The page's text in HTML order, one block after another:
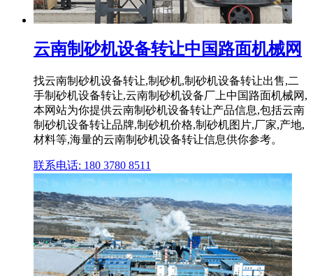
云南制砂机设备转让中国路面机械网
找云南制砂机设备转让,制砂机,制砂机设备转让出售,二
手制砂机设备转让,云南制砂机设备厂上中国路面机械网,
本网站为你提供云南制砂机设备转让产品信息,包括云南
制砂机设备转让品牌,制砂机价格,制砂机图片,厂家,产地,
材料等,海量的云南制砂机设备转让信息供你参考。
联系电话: 180 3780 8511